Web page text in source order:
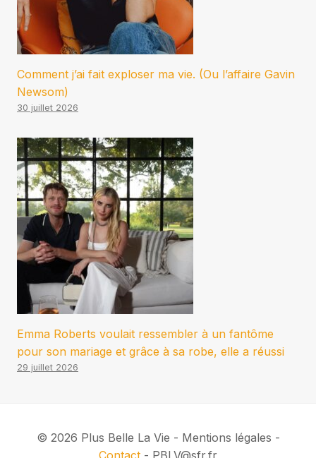
Comment j’ai fait exploser ma vie. (Ou l’affaire Gavin
Newsom)
30 juillet 2026
Emma Roberts voulait ressembler à un fantôme
pour son mariage et grâce à sa robe, elle a réussi
29 juillet 2026
© 2026 Plus Belle La Vie - Mentions légales -